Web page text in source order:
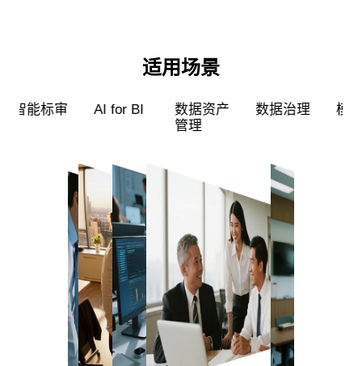
适用场景
超级员工 智能标审 AI for BI
数据资产